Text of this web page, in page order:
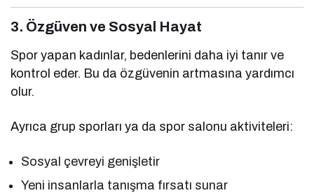
3. Özgüven ve Sosyal Hayat
Spor yapan kadınlar, bedenlerini daha iyi tanır ve
kontrol eder. Bu da özgüvenin artmasına yardımcı
olur.
Ayrıca grup sporları ya da spor salonu aktiviteleri:
Sosyal çevreyi genişletir
Yeni insanlarla tanışma fırsatı sunar